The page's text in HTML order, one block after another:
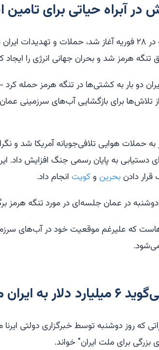
در آبراه حیاتی برای تامین
در طول جنگی که در ۲۸ فوریه آغاز شد، حملات و
هرمز شد و بحران جهانی انرژی را ایجاد
دو بار به کشتی‌ها در تنگه هرمز حمله
برای بازگشایی آب‌های سرزمینی
حملات هوایی تلافی‌جویانه آمریکا شد و
دستیابی به پایان رسمی جنگ افزایش داد.
دادن بحرین و کویت انجام داد.
در عمان جلسه‌ای در مورد تنگه هرمز
که علیرغم موقعیت خود در آب‌های
به ایران می‌آید
که روز دوشنبه توسط خبرگزاری دولتی
بزرگی برای ملت ایران" خواند.